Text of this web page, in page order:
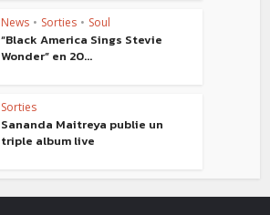
News • Sorties • Soul
“Black America Sings Stevie
Wonder” en 20...
Sorties
Sananda Maitreya publie un
triple album live